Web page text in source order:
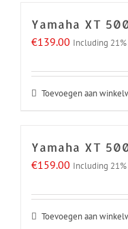
Yamaha XT
€139.00 Including 21%
Toevoegen aan
Yamaha XT
€159.00 Including 21%
Toevoegen aan